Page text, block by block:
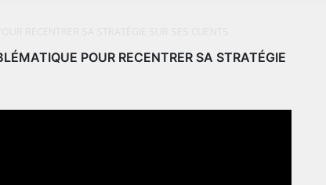
POUR RECENTRER SA STRATÉGIE